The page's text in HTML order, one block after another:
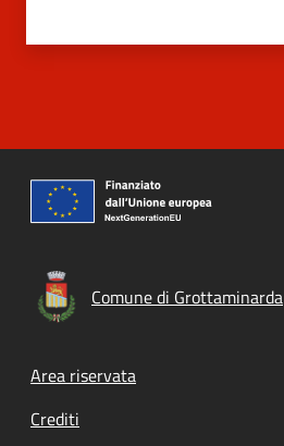
Comune di Grottaminarda
Footer menu
Area riservata
Crediti